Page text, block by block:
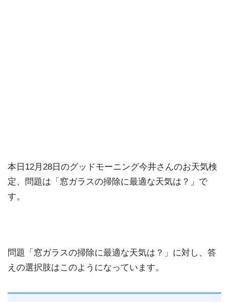
本日12月28日のグッドモーニング今井さんのお天気検
定、問題は「窓ガラスの掃除に最適な天気は？」で
す。
問題「窓ガラスの掃除に最適な天気は？」に対し、答
えの選択肢はこのようになっています。